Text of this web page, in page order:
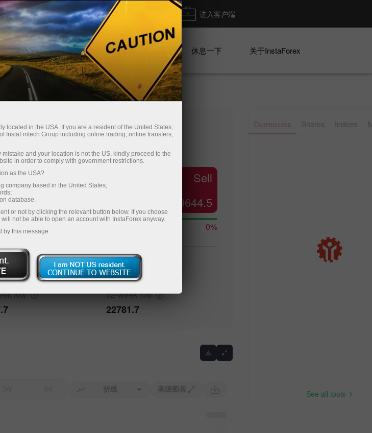
交易平台 进入客户端
者 对于合作伙伴 广告系列 休息一下 关于InstaForex
(%)
16:52
Sell
29644.5
0%
52-weekhigh
30759.1
low 52-weeklow
22781.7
折线 高级图表
Currencies Shares Indices
See all tools
located in the USA. If you are a resident of the United States,
InstaFintech Group including online trading, online transfers,
and your location is not the US, kindly proceed to the
in order to comply with government restrictions.
as the USA?
company based in the United States;
database.
or not by clicking the relevant button below. If you choose
not be able to open an account with InstaForex anyway.
by this message.